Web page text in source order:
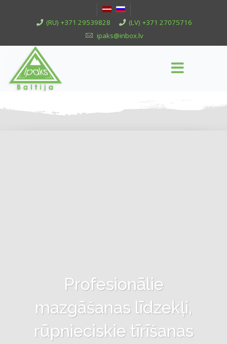
(RU) +371 29539828
(LV) +371 27075716
ipaks@inbox.lv
Profesionālie
mazgāšanas līdzekļi,
rūpnieciskie tīrīšanas